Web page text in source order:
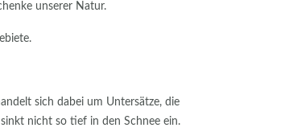
unserer Natur.
sich dabei um Untersätze, die
nicht so tief in den Schnee ein.